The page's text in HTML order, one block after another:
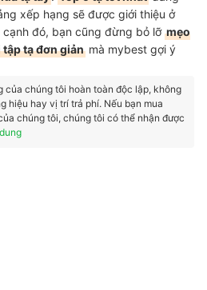
xếp hạng sẽ được giới thiệu ở
cạnh đó, bạn cũng đừng bỏ lỡ mẹo
tạ đơn giản mà mybest gợi ý
của chúng tôi hoàn toàn độc lập, không
hiệu hay vị trí trả phí. Nếu bạn mua
chúng tôi, chúng tôi có thể nhận được